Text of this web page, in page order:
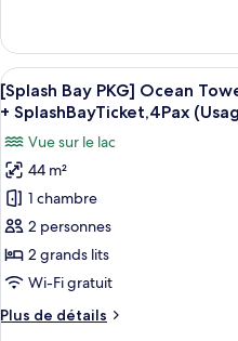
(Usage:CI
Day
Only)
4
included
(Usage:CI
Day
Only)
PKG]
Ocean
Tower
Deluxe
Double
Queen
+
Splash
Bay
Ticket,
4
Pax
le
type
de
chambre
[Splash
Bay
PKG]
Ocean
Tower
Deluxe
Queen
+
Bay
Afficher
toutes
les
photos
pour
ce
type
de
chambre :
Bay
6
[Splash Bay PKG] Ocean
+ SplashBayTicket,4Pax
Vue sur le lac
44 m²
1 chambre
2 personnes
2 grands lits
Wi-Fi gratuit
Plus de détails
Plus